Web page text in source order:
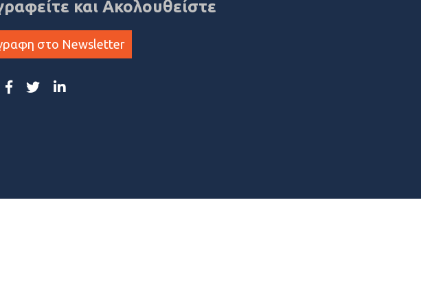
και Ακολουθείστε
στο Newsletter